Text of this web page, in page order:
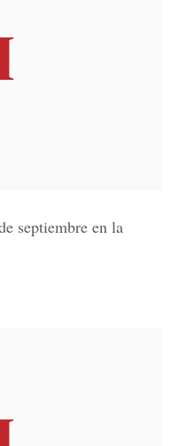
septiembre en la